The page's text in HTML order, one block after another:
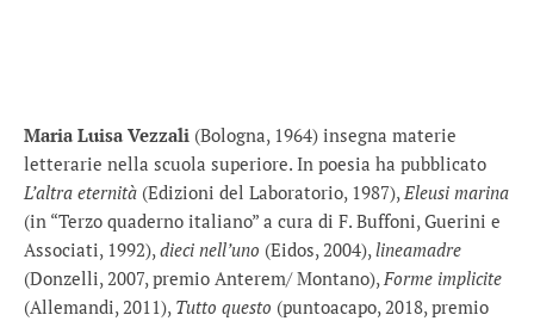
Maria Luisa Vezzali (Bologna, 1964) insegna materie
letterarie nella scuola superiore. In poesia ha pubblicato
L’altra eternità (Edizioni del Laboratorio, 1987),Eleusi marina
(in “Terzo quaderno italiano” a cura di F. Buffoni, Guerini e
Associati, 1992),dieci nell’uno (Eidos, 2004),lineamadre
(Donzelli, 2007, premio Anterem/ Montano),Forme implicite
(Allemandi, 2011), Tutto questo (puntoacapo, 2018, premio